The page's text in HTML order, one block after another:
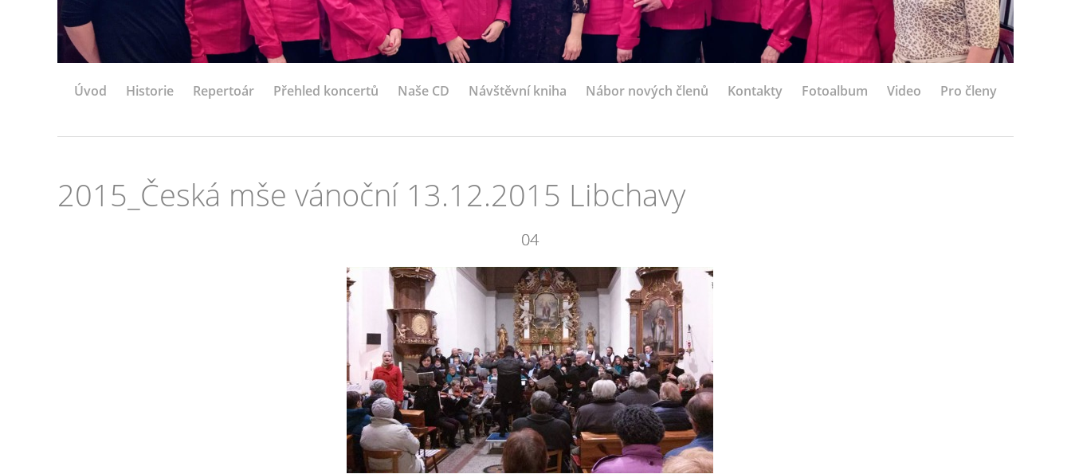
Úvod Historie Repertoár Přehled koncertů Naše CD Návštěvní kniha Nábor nových členů Kontakty Fotoalbum Video Pro členy
2015_Česká mše vánoční 13.12.2015 Libchavy
04